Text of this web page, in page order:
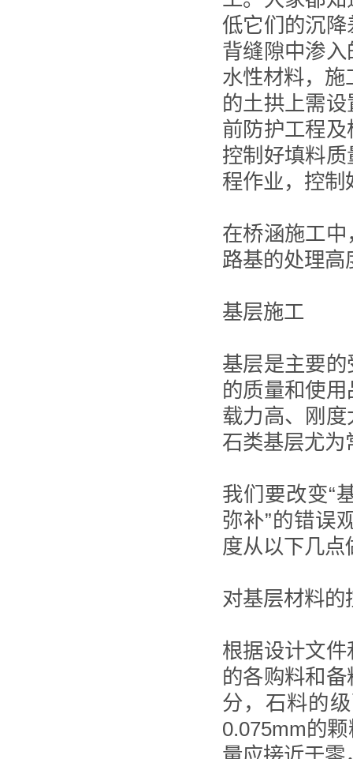
低它们的沉
背缝隙中渗
水性材料，施
的土拱上需
前防护工程
控制好填料
程作业，控制
在桥涵施工
路基的处理高
基层施工
基层是主要
的质量和使
载力高、刚
石类基层尤为
我们要改变“
弥补”的错误
度从以下几点
对基层材料的
根据设计文
的各购料和
分，石料的
0.075mm的